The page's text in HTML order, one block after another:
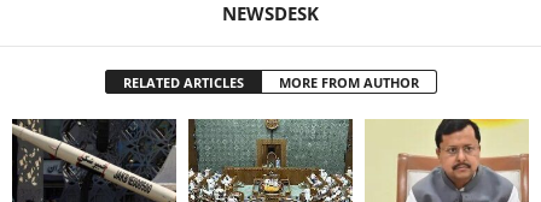
NEWSDESK
RELATED ARTICLES MORE FROM AUTHOR